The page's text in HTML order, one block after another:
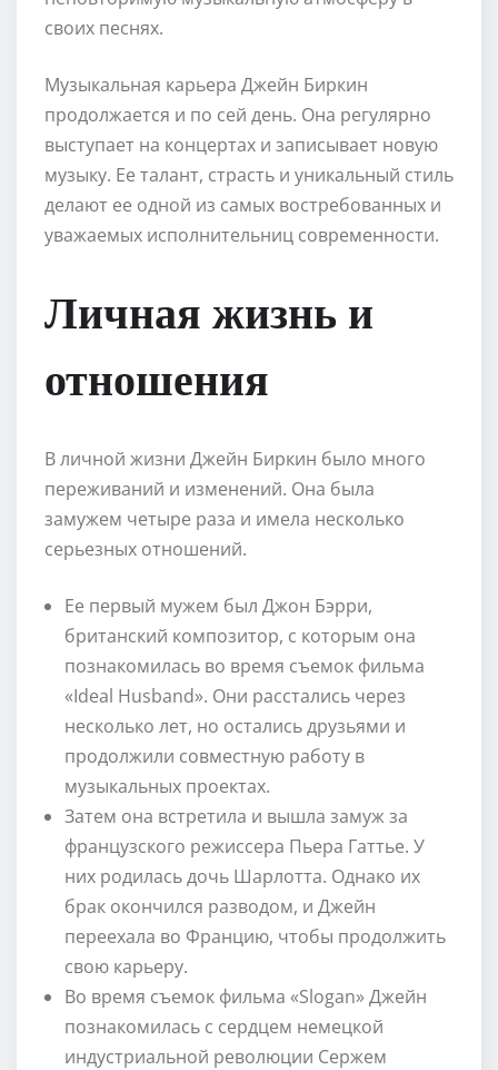
своих песнях.
Музыкальная карьера Джейн Биркин
продолжается и по сей день. Она регулярно
выступает на концертах и записывает новую
музыку. Ее талант, страсть и уникальный стиль
делают ее одной из самых востребованных и
уважаемых исполнительниц современности.
Личная жизнь и
отношения
В личной жизни Джейн Биркин было много
переживаний и изменений. Она была
замужем четыре раза и имела несколько
серьезных отношений.
Ее первый мужем был Джон Бэрри,
британский композитор, с которым она
познакомилась во время съемок фильма
«Ideal Husband». Они расстались через
несколько лет, но остались друзьями и
продолжили совместную работу в
музыкальных проектах.
Затем она встретила и вышла замуж за
французского режиссера Пьера Гаттье. У
них родилась дочь Шарлотта. Однако их
брак окончился разводом, и Джейн
переехала во Францию, чтобы продолжить
свою карьеру.
Во время съемок фильма «Slogan» Джейн
познакомилась с сердцем немецкой
индустриальной революции Сержем